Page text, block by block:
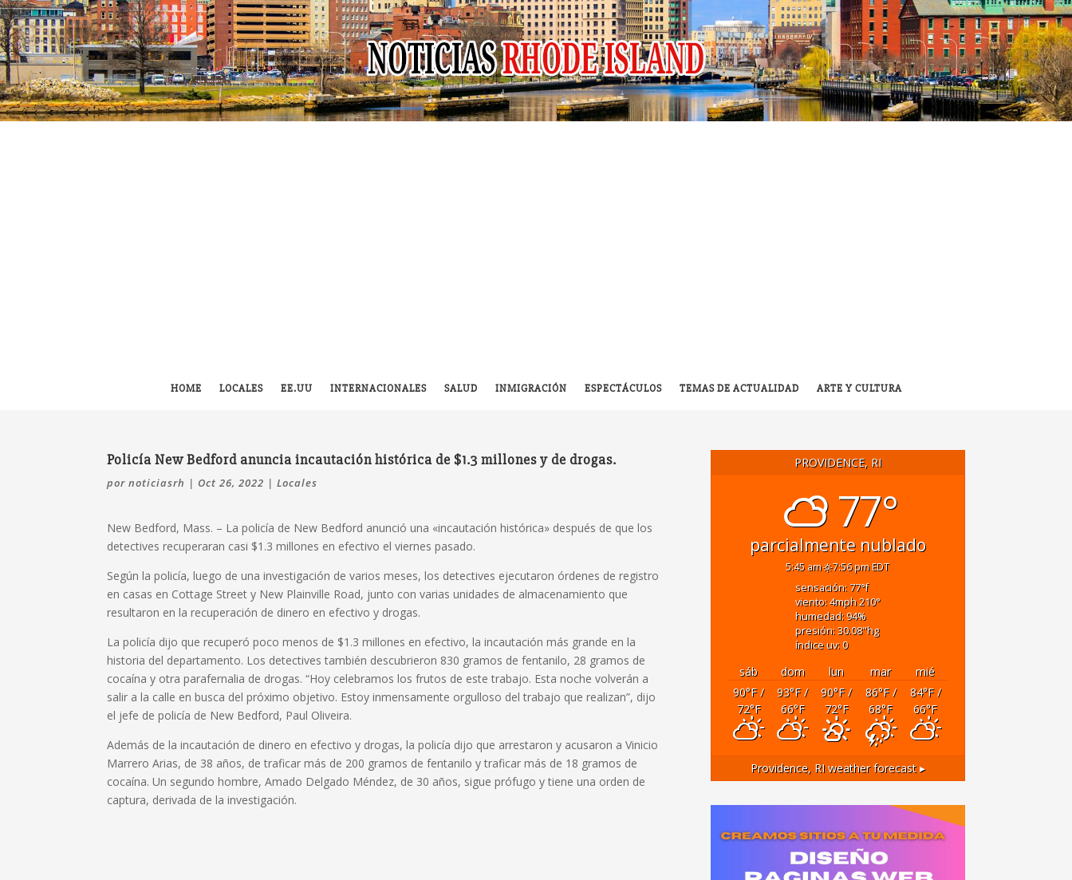
HOME LOCALES EE.UU INTERNACIONALES SALUD INMIGRACIÓN ESPECTÁCULOS TEMAS DE ACTUALIDAD ARTE Y CULTURA
Policía New Bedford anuncia incautación histórica de $1.3 millones y de drogas.
pornoticiasrh | Oct 26, 2022 |Locales
New Bedford, Mass. – La policía de New Bedford anunció una «incautación histórica» ​​después de que los
detectives recuperaran casi $1.3 millones en efectivo el viernes pasado.
Según la policía, luego de una investigación de varios meses, los detectives ejecutaron órdenes de registro
en casas en Cottage Street y New Plainville Road, junto con varias unidades de almacenamiento que
resultaron en la recuperación de dinero en efectivo y drogas.
La policía dijo que recuperó poco menos de $1.3 millones en efectivo, la incautación más grande en la
historia del departamento. Los detectives también descubrieron 830 gramos de fentanilo, 28 gramos de
cocaína y otra parafernalia de drogas. “Hoy celebramos los frutos de este trabajo. Esta noche volverán a
salir a la calle en busca del próximo objetivo. Estoy inmensamente orgulloso del trabajo que realizan”, dijo
el jefe de policía de New Bedford, Paul Oliveira.
Además de la incautación de dinero en efectivo y drogas, la policía dijo que arrestaron y acusaron a Vinicio
Marrero Arias, de 38 años, de traficar más de 200 gramos de fentanilo y traficar más de 18 gramos de
cocaína. Un segundo hombre, Amado Delgado Méndez, de 30 años, sigue prófugo y tiene una orden de
captura, derivada de la investigación.
PROVIDENCE, RI
77°
parcialmente nublado
5:45 am 7:56 pm EDT
sensación: 77°f
viento: 4mph210°
humedad: 94%
presión: 30.08"hg
índice uv: 0
sáb dom lun mar
mié
90°F/
72°F
93°F/
66°F
90°F/
72°F
86°F/
68°F
84°F/
66°F
Providence, RIweather forecast ▸